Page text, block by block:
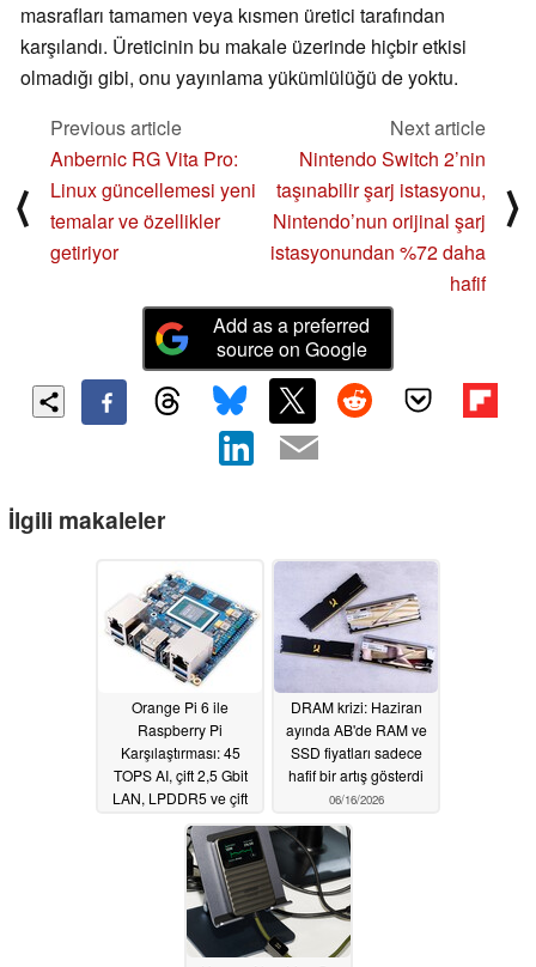
masrafları tamamen veya kısmen üretici tarafından
karşılandı. Üreticinin bu makale üzerinde hiçbir etkisi
olmadığı gibi, onu yayınlama yükümlülüğü de yoktu.
⟨
Previous article
Anbernic RG Vita Pro:
Linux güncellemesi yeni
temalar ve özellikler
getiriyor
Next article
Nintendo Switch 2’nin
taşınabilir şarj istasyonu,
Nintendo’nun orijinal şarj
istasyonundan %72 daha
hafif
⟩
Add as a preferred
source on Google
İlgili makaleler
Orange Pi 6 ile
Raspberry Pi
Karşılaştırması: 45
TOPS AI, çift 2,5 Gbit
LAN, LPDDR5 ve çift
06/18/2026
DRAM krizi: Haziran
ayında AB'de RAM ve
SSD fiyatları sadece
hafif bir artış gösterdi
06/16/2026